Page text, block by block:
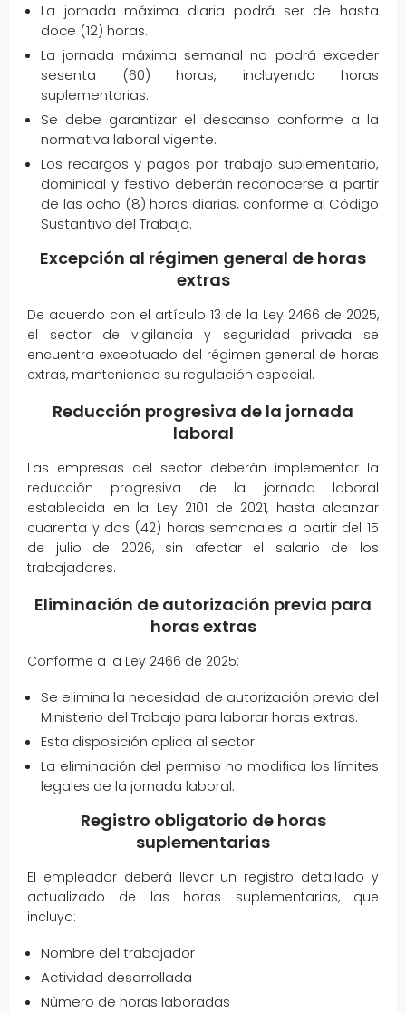
La jornada máxima diaria podrá ser de hasta
doce (12) horas.
La jornada máxima semanal no podrá exceder
sesenta (60) horas, incluyendo horas
suplementarias.
Se debe garantizar el descanso conforme a la
normativa laboral vigente.
Los recargos y pagos por trabajo suplementario,
dominical y festivo deberán reconocerse a partir
de las ocho (8) horas diarias, conforme al Código
Sustantivo del Trabajo.
Excepción al régimen general de horas
extras
De acuerdo con el artículo 13 de la Ley 2466 de 2025,
el sector de vigilancia y seguridad privada se
encuentra exceptuado del régimen general de horas
extras, manteniendo su regulación especial.
Reducción progresiva de la jornada
laboral
Las empresas del sector deberán implementar la
reducción progresiva de la jornada laboral
establecida en la Ley 2101 de 2021, hasta alcanzar
cuarenta y dos (42) horas semanales a partir del 15
de julio de 2026, sin afectar el salario de los
trabajadores.
Eliminación de autorización previa para
horas extras
Conforme a la Ley 2466 de 2025:
Se elimina la necesidad de autorización previa del
Ministerio del Trabajo para laborar horas extras.
Esta disposición aplica al sector.
La eliminación del permiso no modifica los límites
legales de la jornada laboral.
Registro obligatorio de horas
suplementarias
El empleador deberá llevar un registro detallado y
actualizado de las horas suplementarias, que
incluya:
Nombre del trabajador
Actividad desarrollada
Número de horas laboradas